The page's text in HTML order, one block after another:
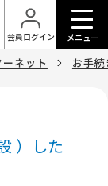
会員ログイン メニュー
ネット お手続
）した